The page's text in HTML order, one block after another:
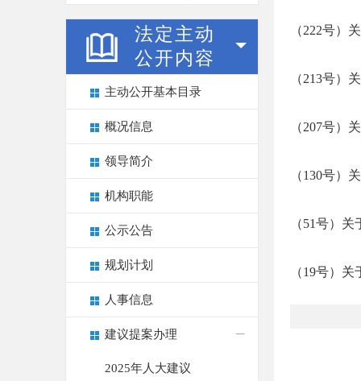
法定主动
公开内容
主动公开基本目录
概况信息
领导简介
机构职能
公示公告
规划计划
人事信息
建议提案办理
2025年人大建议
（222号）
（213号）
（207号）
（130号）
（51号）
（19号）